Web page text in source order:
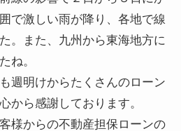
で激しい雨が降り、各地で線
。また、九州から東海地方に
ね。
週明けからたくさんのローン
から感謝しております。
様からの不動産担保ローンの